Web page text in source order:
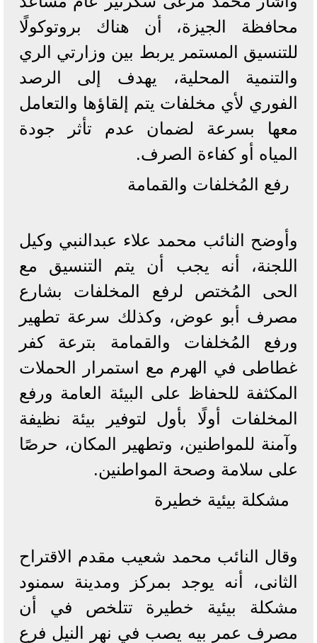
محافظة الجيزة، أن هناك بروتوكولًا
للتنسيق المستمر يربط بين وزارتي الري
والتنمية المحلية، يهدف إلى الرصد
الفوري لأي مخلفات يتم إلقاؤها والتعامل
معها بسرعة لضمان عدم تأثر جودة
المياه أو كفاءة الصرف.
رفع المُخلفات والقمامة
وأوضح النائب محمد علاء عبدالنبي وكيل
اللجنة، أنه يجب أن يتم التنسيق مع
الحى المُختص لرفع المخلفات بشارع
مصرف أبو عوض، وكذلك سرعة تطهير
ورفع المُخلفات والقمامة بترعة كفر
غطاطى في الهرم مع استمرار الحملات
المكثفة للحفاظ على البيئة العامة ورفع
المخلفات أولًا بأول لتوفير بيئة نظيفة
وآمنة للمواطنين، وتطهير المكان، حرصًا
على سلامة وصحة المواطنين.
مشكلة بيئية خطيرة
وقال النائب محمد شعيب مقدم الاقتراح
الثانى، أنه يوجد بمركز ومدينة سمنود
مشكلة بيئية خطيرة تتلخص في أن
مصرف عمر بيه يصب في نهر النيل فرع